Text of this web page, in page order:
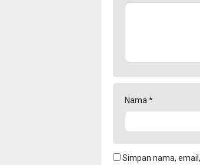
Nama *
Simpan nama,